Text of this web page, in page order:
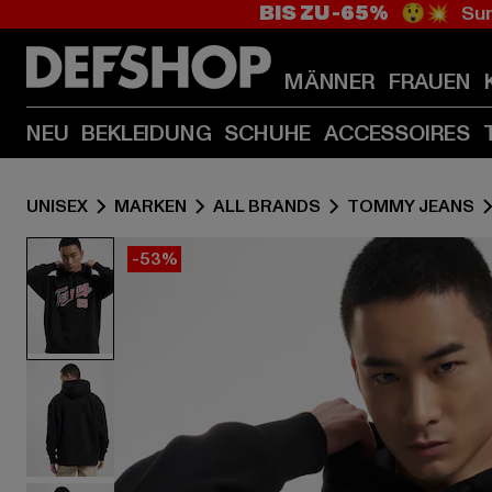
BIS ZU -65% 😲💥
MÄNNER FRAUEN
NEU BEKLEIDUNG SCHUHE ACCESSOIRES
UNISEX MARKEN ALL BRANDS TOMMY JEANS
-53%